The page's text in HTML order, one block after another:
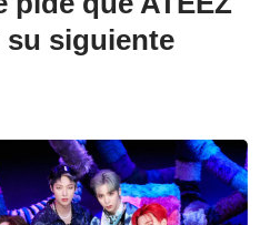
su siguiente